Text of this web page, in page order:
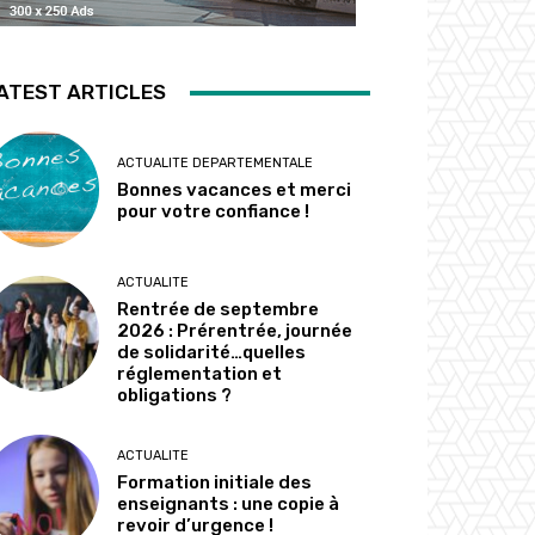
ARTICLES
ACTUALITE DEPARTEMENTALE
Bonnes vacances et merci
pour votre confiance !
ACTUALITE
Rentrée de septembre
2026 : Prérentrée, journée
de solidarité…quelles
réglementation et
obligations ?
ACTUALITE
Formation initiale des
enseignants : une copie à
revoir d’urgence !